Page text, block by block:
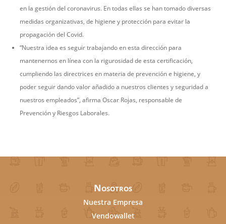
en la gestión del coronavirus. En todas ellas se han tomado diversas
medidas organizativas, de higiene y protección para evitar la
propagación del Covid.
“Nuestra idea es seguir trabajando en esta dirección para
mantenernos en línea con la rigurosidad de esta certificación,
cumpliendo las directrices en materia de prevención e higiene, y
poder seguir dando valor añadido a nuestros clientes y seguridad a
nuestros empleados”, afirma Oscar Rojas, responsable de
Prevención y Riesgos Laborales.
Nosotros
Nuestra Empresa
Vendowallet